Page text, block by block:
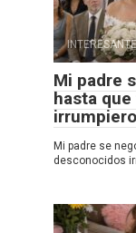
INTERESANTE
Mi padre
hasta
Mi padre se
desconocidos